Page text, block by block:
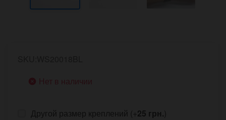
Нет в наличии
Другой размер креплений (+25 грн.)